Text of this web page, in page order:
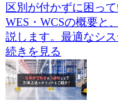
区別が付かずに困っ
WES・WCSの概要と
説します。最適なシ
続きを見る